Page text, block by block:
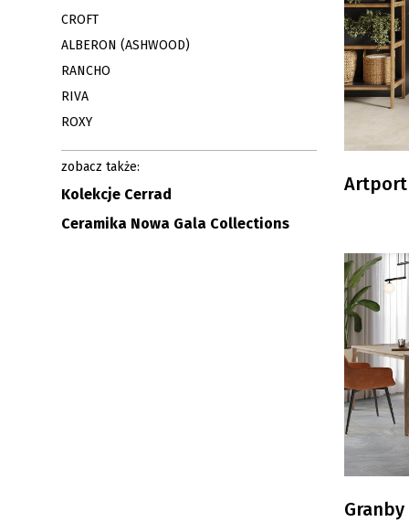
CROFT
ALBERON (ASHWOOD)
RANCHO
RIVA
ROXY
zobacz także:
Kolekcje Cerrad
Ceramika Nowa Gala Collections
Artport
Granby